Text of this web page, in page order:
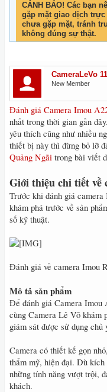
CẢNH BÁO! Các bạn
gặp mặt giao dịch trực
chưa gặp mặt, tránh
không đúng sự thật.
CameraLeVo
New Member
Đánh giá Camera Imou
nhất trong thời gian gần
yêu thích cũng như nhiều
thiết bị này thì đừng bỏ lỡ
Quảng Ngãi trong bài viết
Giới thiệu chi tiết về
Trước khi đánh giá
khám phá trước về sản
số kỹ thuật.
Đánh giá về camera Imou
Mô tả sản phẩm
Để đánh giá Camera Imou
cùng Camera Lê Võ khám
giám sát được sử dụng
Camera có thiết kế gọn
thẩm mỹ, hiện đại. Dù kích
những tính năng vượt trội,
khách.